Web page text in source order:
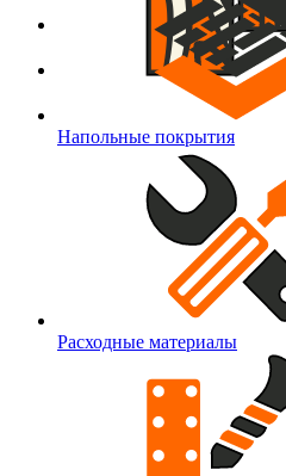
Напольные покрытия
Расходные материалы